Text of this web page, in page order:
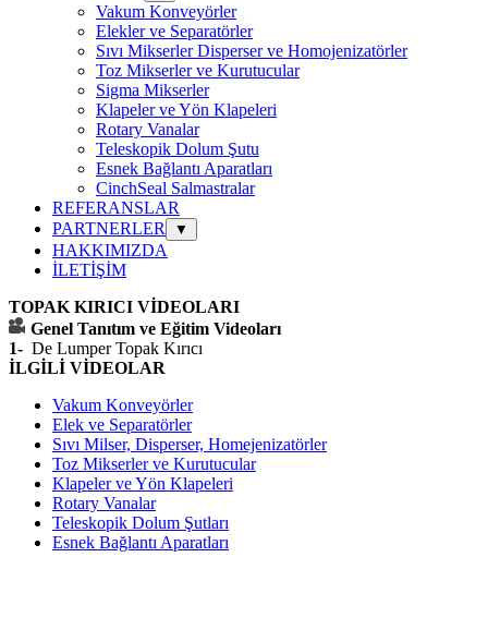
Vakum Konveyörler
Elekler ve Separatörler
Sıvı Mikserler Disperser ve Homojenizatörler
Toz Mikserler ve Kurutucular
Sigma Mikserler
Klapeler ve Yön Klapeleri
Rotary Vanalar
Teleskopik Dolum Şutu
Esnek Bağlantı Aparatları
CinchSeal Salmastralar
REFERANSLAR
PARTNERLER
▼
HAKKIMIZDA
İLETİŞİM
TOPAK KIRICI VİDEOLARI
Genel Tanıtım ve Eğitim Videoları
1- De Lumper Topak Kırıcı
İLGİLİ VİDEOLAR
Vakum Konveyörler
Elek ve Separatörler
Sıvı Milser, Disperser, Homejenizatörler
Toz Mikserler ve Kurutucular
Klapeler ve Yön Klapeleri
Rotary Vanalar
Teleskopik Dolum Şutları
Esnek Bağlantı Aparatları